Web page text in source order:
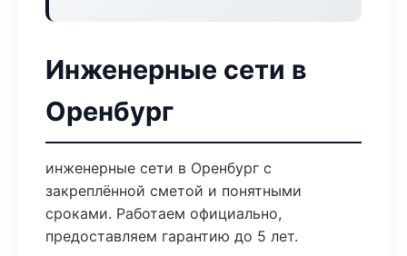
Инженерные сети в
Оренбург
инженерные сети в Оренбург с
закреплённой сметой и понятными
сроками. Работаем официально,
предоставляем гарантию до 5 лет.